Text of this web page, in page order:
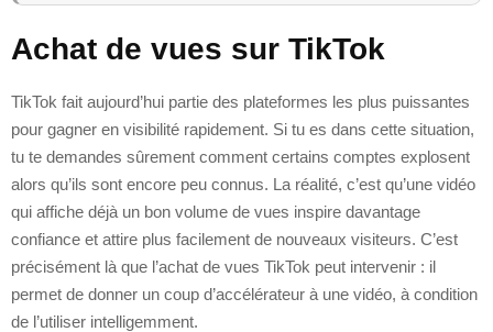
Achat de vues sur TikTok
TikTok fait aujourd’hui partie des plateformes les plus puissantes
pour gagner en visibilité rapidement. Si tu es dans cette situation,
tu te demandes sûrement comment certains comptes explosent
alors qu’ils sont encore peu connus. La réalité, c’est qu’une vidéo
qui affiche déjà un bon volume de vues inspire davantage
confiance et attire plus facilement de nouveaux visiteurs. C’est
précisément là que l’achat de vues TikTok peut intervenir : il
permet de donner un coup d’accélérateur à une vidéo, à condition
de l’utiliser intelligemment.